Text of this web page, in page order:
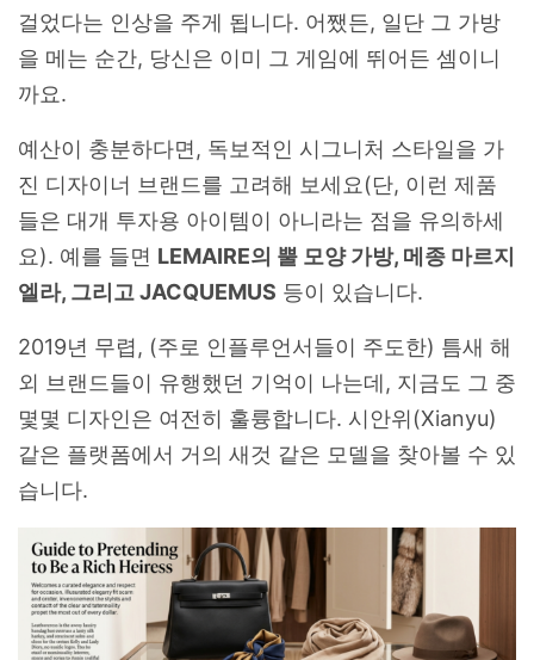
걸었다는 인상을 주게 됩니다. 어쨌든, 일단 그 가방
을 메는 순간, 당신은 이미 그 게임에 뛰어든 셈이니
까요.
예산이 충분하다면, 독보적인 시그니처 스타일을 가
진 디자이너 브랜드를 고려해 보세요(단, 이런 제품
들은 대개 투자용 아이템이 아니라는 점을 유의하세
요). 예를 들면 LEMAIRE의 뿔 모양 가방, 메종 마르지
엘라, 그리고 JACQUEMUS 등이 있습니다.
2019년 무렵, (주로 인플루언서들이 주도한) 틈새 해
외 브랜드들이 유행했던 기억이 나는데, 지금도 그 중
몇몇 디자인은 여전히 훌륭합니다. 시안위(Xianyu)
같은 플랫폼에서 거의 새것 같은 모델을 찾아볼 수 있
습니다.